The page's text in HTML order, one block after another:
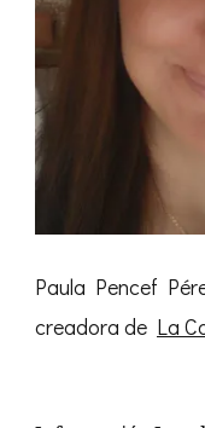
Paula Pencef
creadora de La